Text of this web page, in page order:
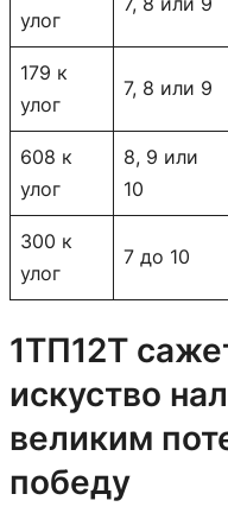
улог
179 к
улог
7, 8 или 9
608 к
улог
8, 9 или
10
300 к
улог
7 до 10
1ТП12Т
искуство
великим
победу